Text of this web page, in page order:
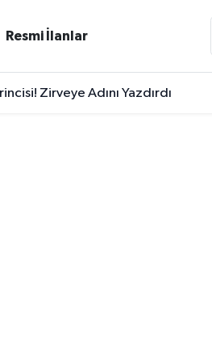
Resmi İlanlar
Girdi! 200 Kişilik Salon Dikkat Çekti